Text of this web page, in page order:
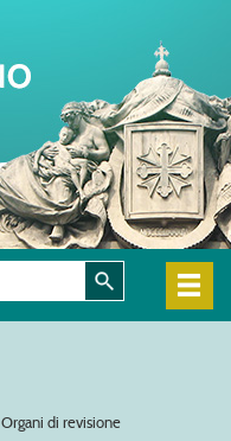
Organi di revisione